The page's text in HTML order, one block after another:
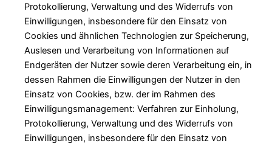
Protokollierung, Verwaltung und des Widerrufs von
Einwilligungen, insbesondere für den Einsatz von
Cookies und ähnlichen Technologien zur Speicherung,
Auslesen und Verarbeitung von Informationen auf
Endgeräten der Nutzer sowie deren Verarbeitung ein, in
dessen Rahmen die Einwilligungen der Nutzer in den
Einsatz von Cookies, bzw. der im Rahmen des
Einwilligungsmanagement: Verfahren zur Einholung,
Protokollierung, Verwaltung und des Widerrufs von
Einwilligungen, insbesondere für den Einsatz von